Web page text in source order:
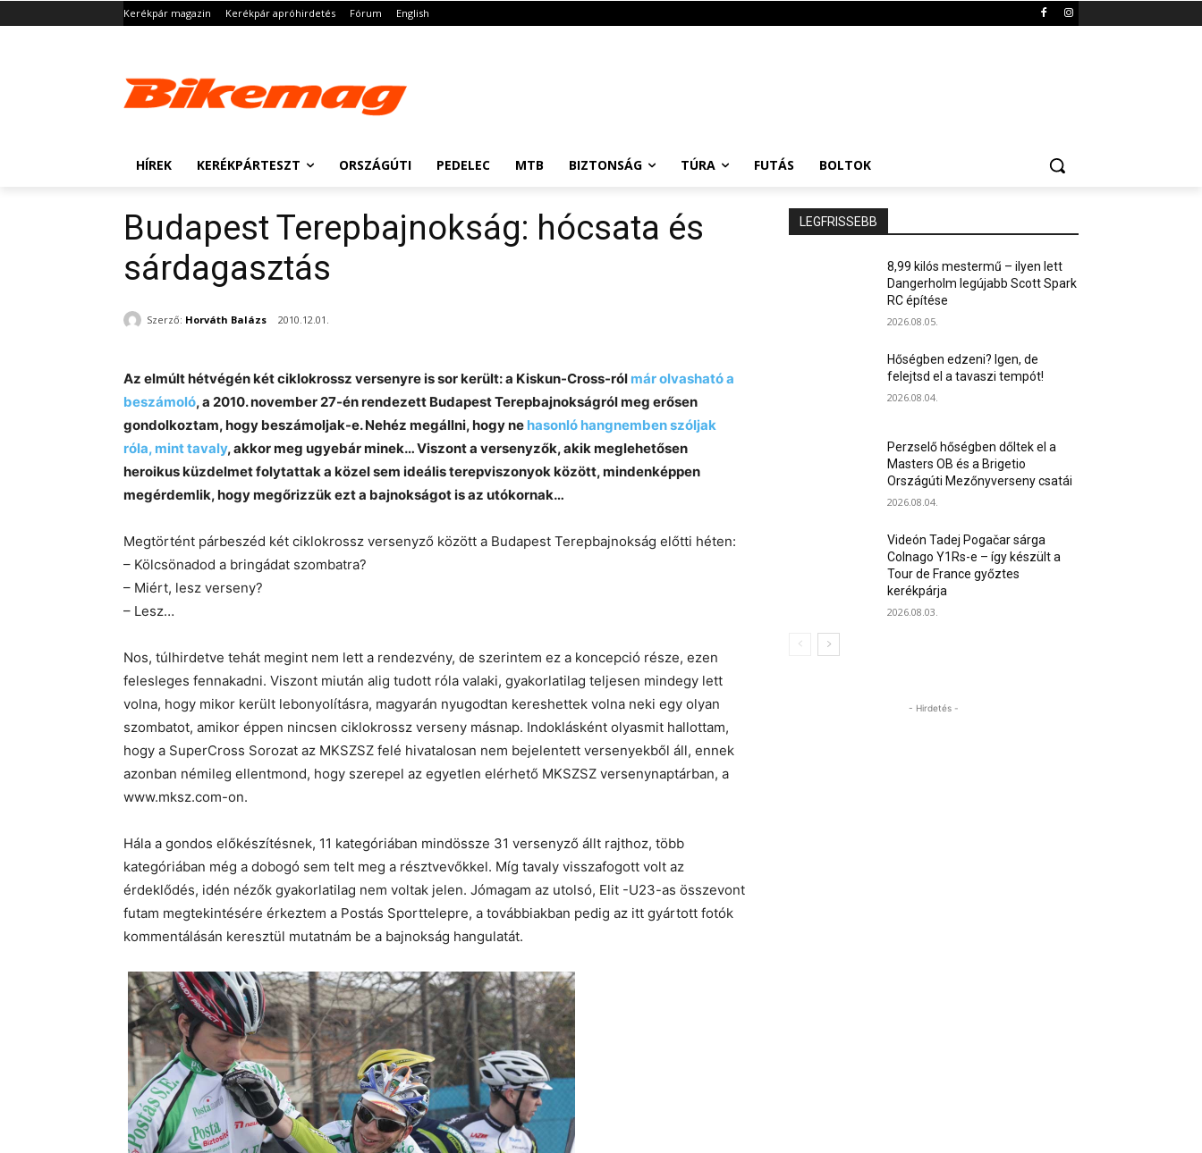
Kerékpár magazin Kerékpár apróhirdetés Fórum English
HÍREK KERÉKPÁRTESZT ORSZÁGÚTI PEDELEC MTB BIZTONSÁG TÚRA FUTÁS BOLTOK
Budapest Terepbajnokság: hócsata és
sárdagasztás
Szerző: Horváth Balázs 2010.12.01.
Az elmúlt hétvégén két ciklokrossz versenyre is sor került: a Kiskun-Cross-ról már olvasható a
beszámoló, a 2010. november 27-én rendezett Budapest Terepbajnokságról meg erősen
gondolkoztam, hogy beszámoljak-e. Nehéz megállni, hogy ne hasonló hangnemben szóljak
róla, mint tavaly, akkor meg ugyebár minek… Viszont a versenyzők, akik meglehetősen
heroikus küzdelmet folytattak a közel sem ideális terepviszonyok között, mindenképpen
megérdemlik, hogy megőrizzük ezt a bajnokságot is az utókornak…
Megtörtént párbeszéd két ciklokrossz versenyző között a Budapest Terepbajnokság előtti héten:
– Kölcsönadod a bringádat szombatra?
– Miért, lesz verseny?
– Lesz…
Nos, túlhirdetve tehát megint nem lett a rendezvény, de szerintem ez a koncepció része, ezen
felesleges fennakadni. Viszont miután alig tudott róla valaki, gyakorlatilag teljesen mindegy lett
volna, hogy mikor került lebonyolításra, magyarán nyugodtan kereshettek volna neki egy olyan
szombatot, amikor éppen nincsen ciklokrossz verseny másnap. Indoklásként olyasmit hallottam,
hogy a SuperCross Sorozat az MKSZSZ felé hivatalosan nem bejelentett versenyekből áll, ennek
azonban némileg ellentmond, hogy szerepel az egyetlen elérhető MKSZSZ versenynaptárban, a
www.mksz.com-on.
Hála a gondos előkészítésnek, 11 kategóriában mindössze 31 versenyző állt rajthoz, több
kategóriában még a dobogó sem telt meg a résztvevőkkel. Míg tavaly visszafogott volt az
érdeklődés, idén nézők gyakorlatilag nem voltak jelen. Jómagam az utolsó, Elit -U23-as összevont
futam megtekintésére érkeztem a Postás Sporttelepre, a továbbiakban pedig az itt gyártott fotók
kommentálásán keresztül mutatnám be a bajnokság hangulatát.
LEGFRISSEBB
8,99 kilós mestermű – ilyen lett
Dangerholm legújabb Scott Spark
RC építése
2026.08.05.
Hőségben edzeni? Igen, de
felejtsd el a tavaszi tempót!
2026.08.04.
Perzselő hőségben dőltek el a
Masters OB és a Brigetio
Országúti Mezőnyverseny csatái
2026.08.04.
Videón Tadej Pogačar sárga
Colnago Y1Rs-e – így készült a
Tour de France győztes
kerékpárja
2026.08.03.
- Hirdetés -